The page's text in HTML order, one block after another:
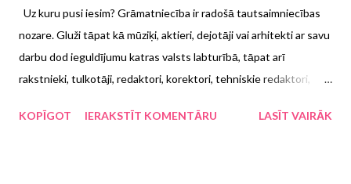
Uz kuru pusi iesim? Grāmatniecība ir radošā tautsaimniecības
nozare. Gluži tāpat kā mūziķi, aktieri, dejotāji vai arhitekti ar savu
darbu dod ieguldījumu katras valsts labturībā, tāpat arī
rakstnieki, tulkotāji, redaktori, korektori, tehniskie redaktori,
piedalās katras grāmatas vai cita drukātā vai digitālā produkta
KOPĪGOT IERAKSTĪT KOMENTĀRU LASĪT VAIRĀK